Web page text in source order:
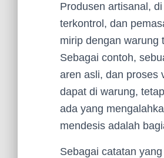
Produsen artisanal,
terkontrol, dan
mirip dengan warung
Sebagai contoh,
aren asli, dan proses
dapat di warung,
ada yang
mendesis adalah
Sebagai catatan